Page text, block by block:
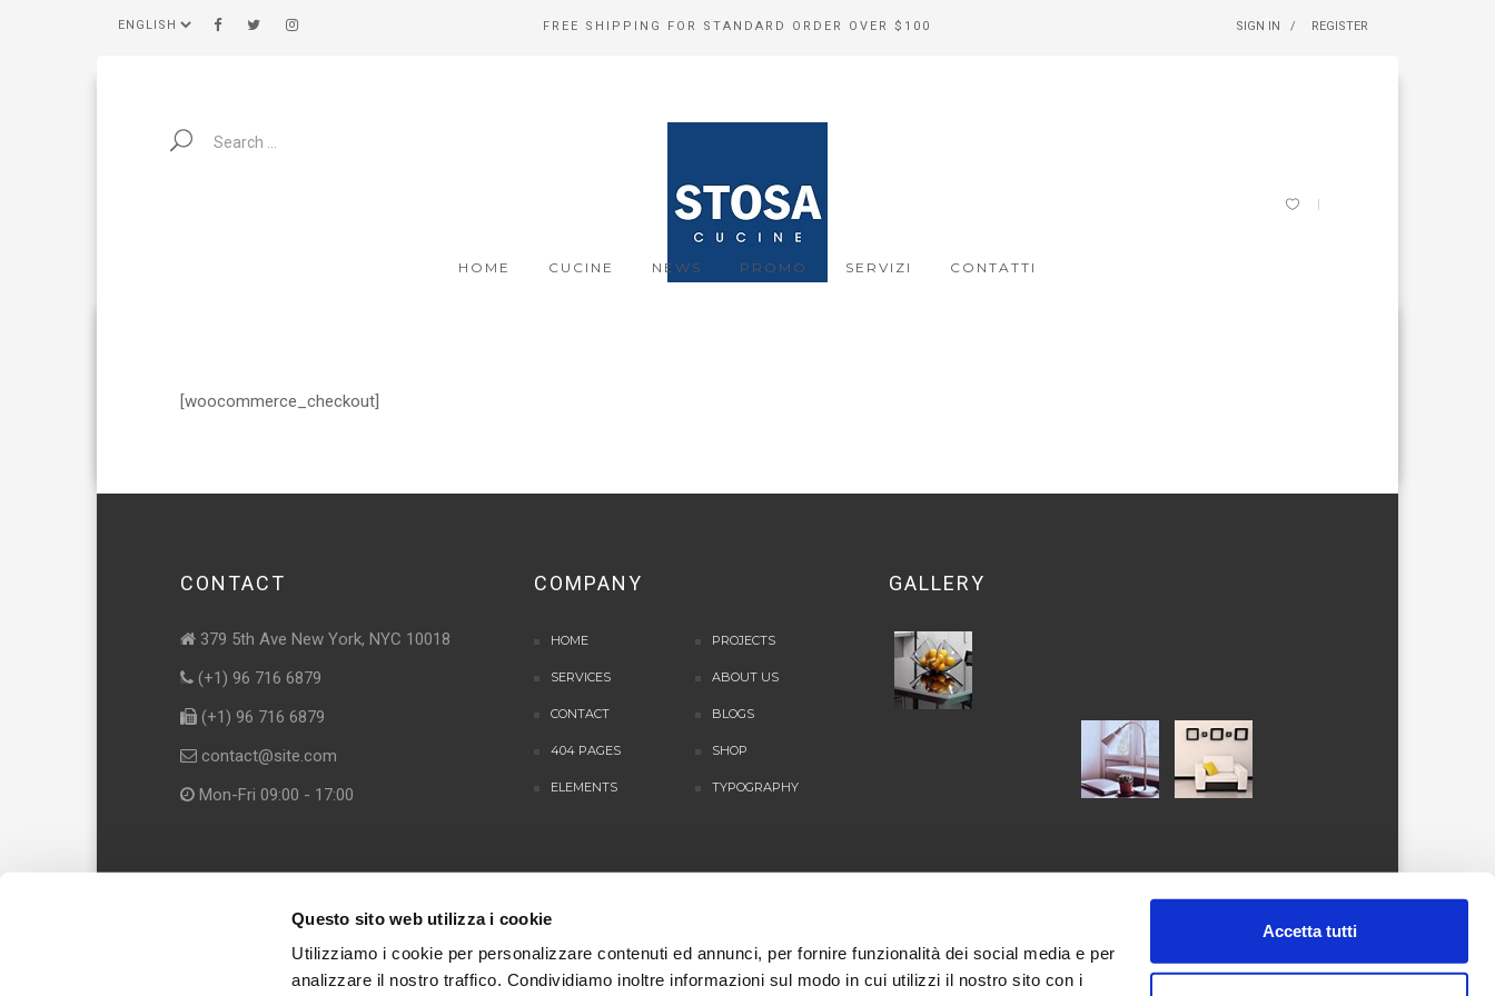
Questo sito web utilizza i cookie
Utilizziamo i cookie per personalizzare contenuti ed annunci, per fornire funzionalità dei social media e per
analizzare il nostro traffico. Condividiamo inoltre informazioni sul modo in cui utilizzi il nostro sito con i
Accetta tutti
FREE SHIPPING FOR STANDARD ORDER OVER $100 SIGN IN REGISTER
HOME CUCINE NEWS PROMO SERVIZI CONTATTI
[woocommerce_checkout]
CONTACT
379 5th Ave New York, NYC 10018
(+1) 96 716 6879
(+1) 96 716 6879
contact@site.com
Mon-Fri 09:00 - 17:00
COMPANY
HOME PROJECTS
SERVICES ABOUT US
CONTACT BLOGS
404 PAGES SHOP
ELEMENTS TYPOGRAPHY
GALLERY
Copyright 2020 - Stosa Store Milano P.Iva: 00720850965